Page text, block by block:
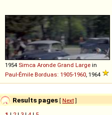
1954 Simca Aronde Grand Large in
Paul-Émile Borduas: 1905-1960, 1964
Results pages [ Next]